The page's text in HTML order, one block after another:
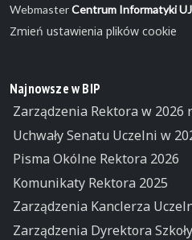
WebmasterCentrum Informatyki
Zmień ustawienia plików cookie
Najnowsze w BIP
Zarządzenia Rektora w 2026
Uchwały Senatu Uczelni w
Pisma Okólne Rektora 2026
Komunikaty Rektora 2025
Zarządzenia Kanclerza
Zarządzenia Dyrektora